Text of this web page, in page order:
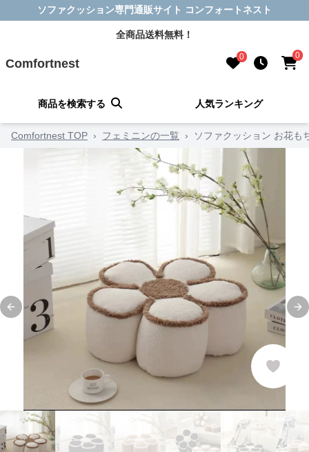
ソファクッション専門通販サイト コンフォートネスト
全商品送料無料！
Comfortnest 0 0
商品を検索する 人気ランキング
Comfortnest TOP › フェミニンの一覧 › ソファクッション お花も
Previous slide